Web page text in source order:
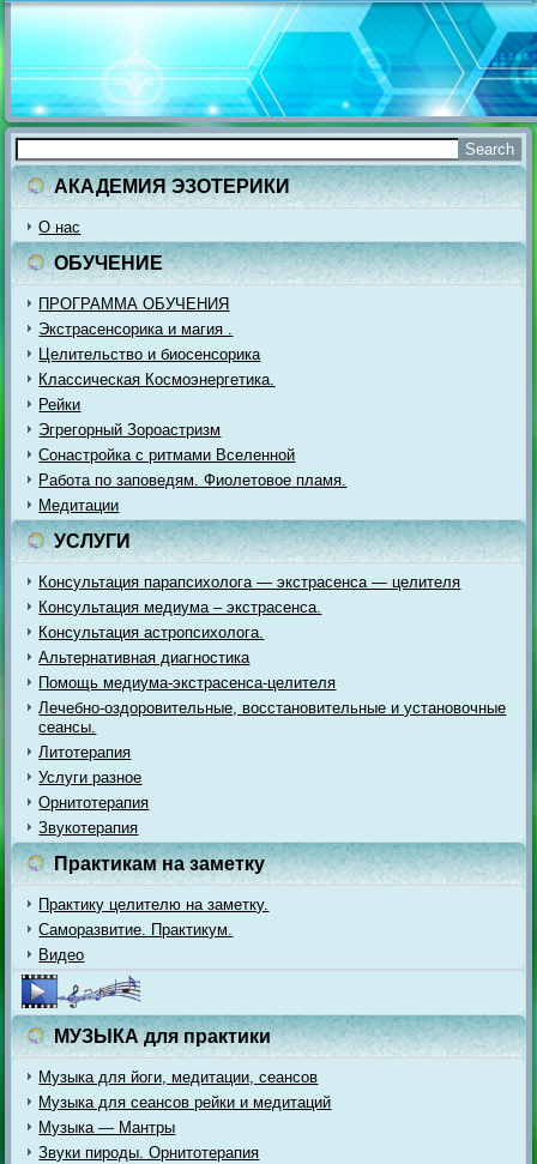
АКАДЕМИЯ ЭЗОТЕРИКИ
О нас
ОБУЧЕНИЕ
ПРОГРАММА ОБУЧЕНИЯ
Экстрасенсорика и магия .
Целительство и биосенсорика
Классическая Космоэнергетика.
Рейки
Эгрегорный Зороастризм
Сонастройка с ритмами Вселенной
Работа по заповедям. Фиолетовое пламя.
Медитации
УСЛУГИ
Консультация парапсихолога — экстрасенса — целителя
Консультация медиума – экстрасенса.
Консультация астропсихолога.
Альтернативная диагностика
Помощь медиума-экстрасенса-целителя
Лечебно-оздоровительные, восстановительные и установочные
сеансы.
Литотерапия
Услуги разное
Орнитотерапия
Звукотерапия
Практикам на заметку
Практику целителю на заметку.
Саморазвитие. Практикум.
Видео
МУЗЫКА для практики
Музыка для йоги, медитации, сеансов
Музыка для сеансов рейки и медитаций
Музыка — Мантры
Звуки пироды. Орнитотерапия